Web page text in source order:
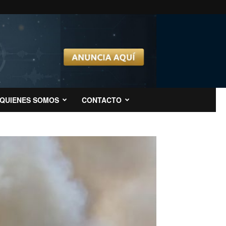
QUIENES SOMOS CONTACTO